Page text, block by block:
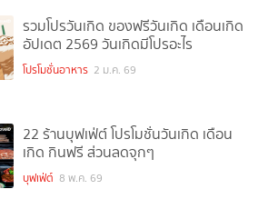
รวมโปรวันเกิด ของฟรีวันเกิด เดือนเกิด
อัปเดต 2569 วันเกิดมีโปรอะไร
โปรโมชั่นอาหาร 2 ม.ค. 69
22 ร้านบุฟเฟ่ต์ โปรโมชั่นวันเกิด เดือน
เกิด กินฟรี ส่วนลดจุกๆ
บุฟเฟ่ต์ 8 พ.ค. 69